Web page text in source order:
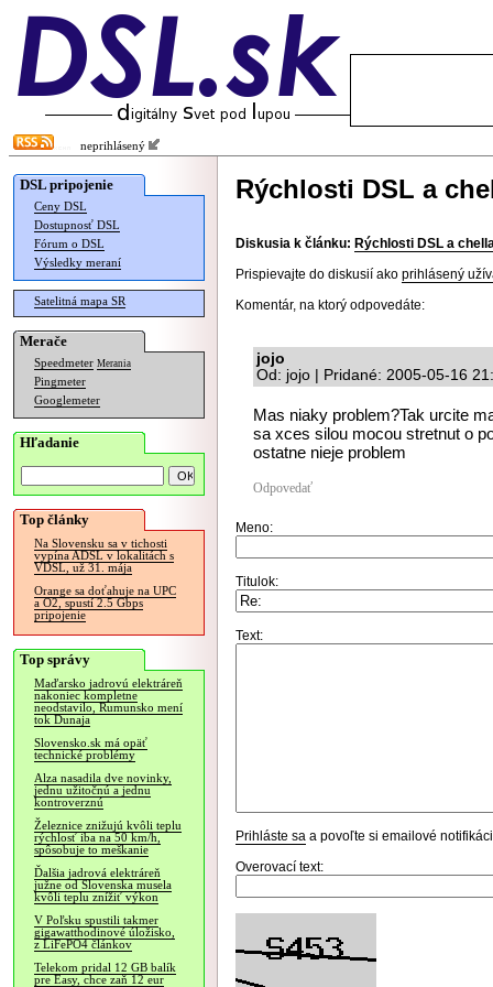
neprihlásený
DSL pripojenie
Ceny DSL
Dostupnosť DSL
Fórum o DSL
Výsledky meraní
Satelitná mapa SR
Merače
Speedmeter Merania
Pingmeter
Googlemeter
Hľadanie
Top články
Na Slovensku sa v tichosti
vypína ADSL v lokalitách s
VDSL, už 31. mája
Orange sa doťahuje na UPC
a O2, spustí 2.5 Gbps
pripojenie
Top správy
Maďarsko jadrovú elektráreň
nakoniec kompletne
neodstavilo, Rumunsko mení
tok Dunaja
Slovensko.sk má opäť
technické problémy
Alza nasadila dve novinky,
jednu užitočnú a jednu
kontroverznú
Železnice znižujú kvôli teplu
rýchlosť iba na 50 km/h,
spôsobuje to meškanie
Ďalšia jadrová elektráreň
južne od Slovenska musela
kvôli teplu znížiť výkon
V Poľsku spustili takmer
gigawatthodinové úložisko,
z LiFePO4 článkov
Telekom pridal 12 GB balík
pre Easy, chce zaň 12 eur
Rýchlosti DSL a
Diskusia k článku: Rýchlosti DSL a
Prispievajte do diskusií ako prihlásený
Komentár, na ktorý odpovedáte:
jojo
Od: jojo | Pridané: 2005-05-16
Mas niaky problem?Tak urcite
sa xces silou mocou stretnut o
ostatne nieje problem
Odpovedať
Meno:
Titulok:
Text:
Prihláste sa a povoľte si emailové
Overovací text: